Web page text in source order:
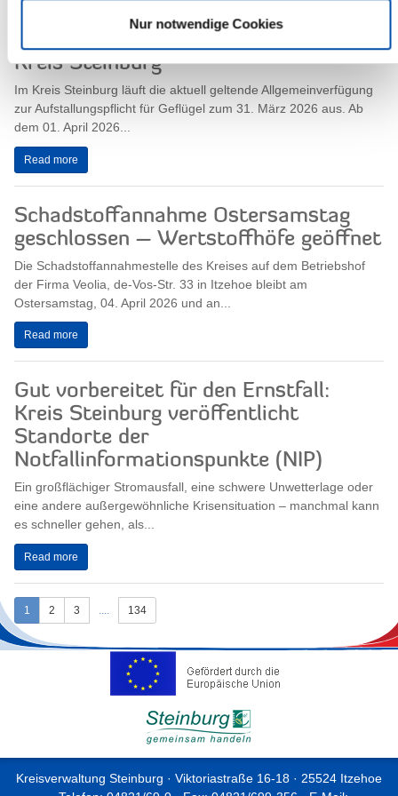
Nur notwendige Cookies
Kreis Steinburg
Im Kreis Steinburg läuft die aktuell geltende Allgemeinverfügung
zur Aufstallungspflicht für Geflügel zum 31. März 2026 aus. Ab
dem 01. April 2026...
Read more
Schadstoffannahme Ostersamstag
geschlossen – Wertstoffhöfe geöffnet
Die Schadstoffannahmestelle des Kreises auf dem Betriebshof
der Firma Veolia, de-Vos-Str. 33 in Itzehoe bleibt am
Ostersamstag, 04. April 2026 und an...
Read more
Gut vorbereitet für den Ernstfall:
Kreis Steinburg veröffentlicht
Standorte der
Notfallinformationspunkte (NIP)
Ein großflächiger Stromausfall, eine schwere Unwetterlage oder
eine andere außergewöhnliche Krisensituation – manchmal kann
es schneller gehen, als...
Read more
1 2 3 .... 134
Kreisverwaltung Steinburg · Viktoriastraße 16-18 · 25524 Itzehoe